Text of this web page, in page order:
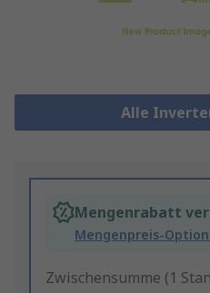
Alle
Mengenrabatt
Mengenpreis-
Zwischensumme (1